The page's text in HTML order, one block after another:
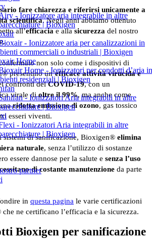
Home
partner
fare chiarezza e riferirsi unicamente a
scientifica. Negli anni abbiamo ottenuto
all’efficaciae allasicurezza del nostro
non solo come i dispositivi di
presentino un’efficace attività virucida e
confronti delCOVID-19, con un
virale dioltre il 99%, ma anche come
ridotta emissione di ozono, gas tossico
esseri viventi.
sistemi di sanificazione, Bioxigen® elimina
naturale, senza l’utilizzo di sostanze
essere dannose per la salute e senza l’uso
di costante manutenzione da parte
in questa pagina le varie certificazioni
ne certificano l’efficacia e la sicurezza.
Bioxigen per sanificazione